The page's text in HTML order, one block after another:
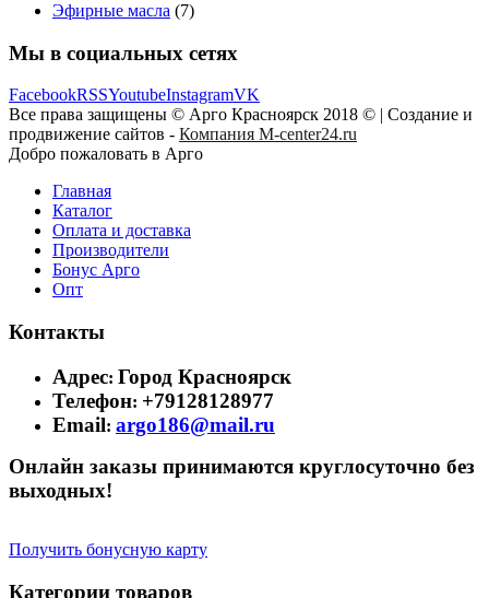
Эфирные масла (7)
Мы в социальных сетях
FacebookRSSYoutubeInstagramVK
Все права защищены © Арго Красноярск 2018 © | Создание и
продвижение сайтов - Компания M-center24.ru
Добро пожаловать в Арго
Главная
Каталог
Оплата и доставка
Производители
Бонус Арго
Опт
Контакты
Адрес: Город Красноярск
Телефон: +79128128977
Email: argo186@mail.ru
Онлайн заказы принимаются круглосуточно без
выходных!
Получить бонусную карту
Категории товаров